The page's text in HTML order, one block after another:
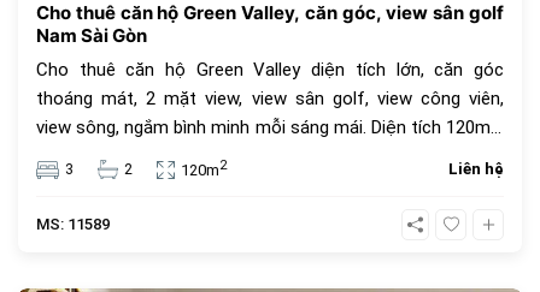
Cho thuê căn hộ Green Valley, căn góc, view sân golf
Nam Sài Gòn
Cho thuê căn hộ Green Valley diện tích lớn, căn góc
thoáng mát, 2 mặt view, view sân golf, view công viên,
view sông, ngắm bình minh mỗi sáng mái. Diện tích 120m2,
3 phòng ngủ, đủ nội thất. Giá thuê 32 triệu đồng.
3 2 120m2 Liên hệ
MS: 11589